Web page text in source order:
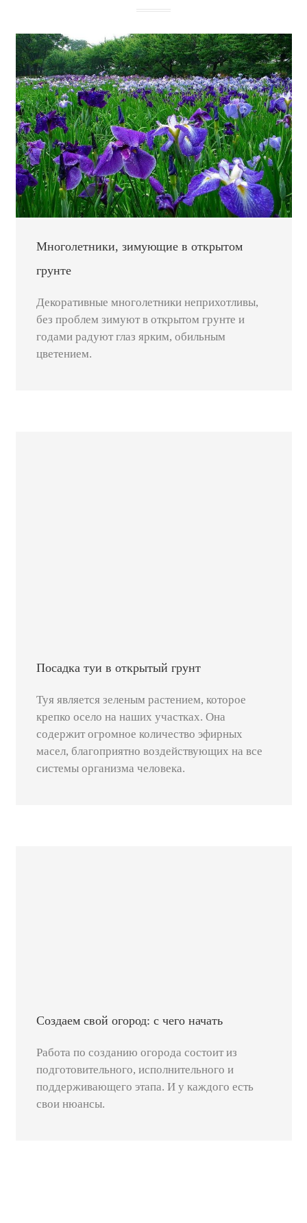
Многолетники, зимующие в открытом
грунте
Декоративные многолетники неприхотливы,
без проблем зимуют в открытом грунте и
годами радуют глаз ярким, обильным
цветением.
Посадка туи в открытый грунт
Туя является зеленым растением, которое
крепко осело на наших участках. Она
содержит огромное количество эфирных
масел, благоприятно воздействующих на все
системы организма человека.
Создаем свой огород: с чего начать
Работа по созданию огорода состоит из
подготовительного, исполнительного и
поддерживающего этапа. И у каждого есть
свои нюансы.